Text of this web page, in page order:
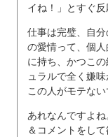
イね！」とすぐ反
仕事は完璧、自
の愛情って、個
に持ち、かつこ
ュラルで全く嫌味
この人がモテな
あれなんですよ
＆コメントをし